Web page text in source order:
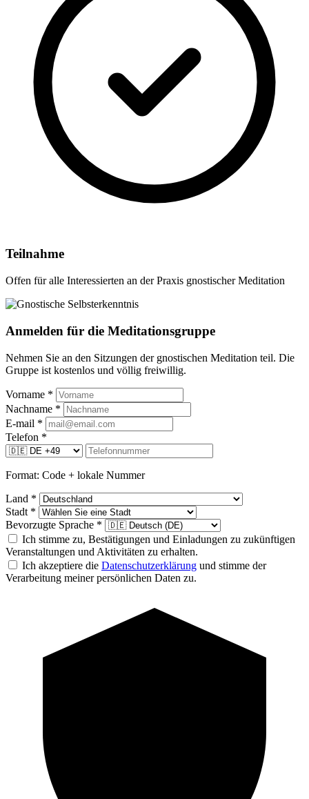
Teilnahme
Offen für alle Interessierten an der Praxis gnostischer Meditation
Anmelden für die Meditationsgruppe
Nehmen Sie an den Sitzungen der gnostischen Meditation teil. Die
Gruppe ist kostenlos und völlig freiwillig.
Vorname *
Nachname *
E-mail *
Telefon *
Format: Code + lokale Nummer
Land *
Stadt *
Bevorzugte Sprache *
Ich stimme zu, Bestätigungen und Einladungen zu zukünftigen
Veranstaltungen und Aktivitäten zu erhalten.
Ich akzeptiere die Datenschutzerklärung und stimme der
Verarbeitung meiner persönlichen Daten zu.